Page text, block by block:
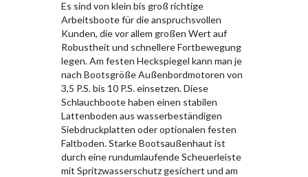
Es sind von klein bis groß richtige
Arbeitsboote für die anspruchsvollen
Kunden, die vor allem großen Wert auf
Robustheit und schnellere Fortbewegung
legen. Am festen Heckspiegel kann man je
nach Bootsgröße Außenbordmotoren von
3,5 P.S. bis 10 P.S. einsetzen. Diese
Schlauchboote haben einen stabilen
Lattenboden aus wasserbeständigen
Siebdruckplatten oder optionalen festen
Faltboden. Starke Bootsaußenhaut ist
durch eine rundumlaufende Scheuerleiste
mit Spritzwasserschutz gesichert und am